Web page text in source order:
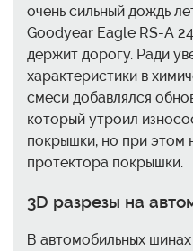
очень сильный дождь
Goodyear Eagle RS-A
держит дорогу. Ради
характеристики в
смеси добавлялся
который утроил
покрышки, но при этом
протектора покрышки.
3D разрезы на
В автомобильных